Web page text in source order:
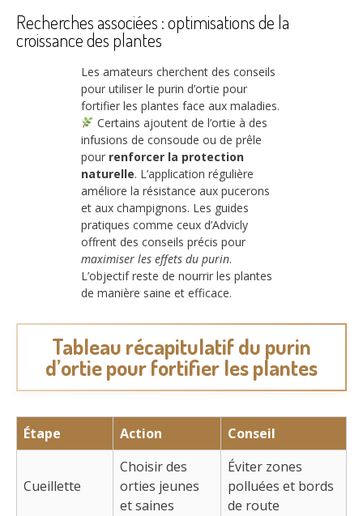
Recherches associées : optimisations de la
croissance des plantes
Les amateurs cherchent des conseils
pour utiliser le purin d’ortie pour
fortifier les plantes face aux maladies.
Certains ajoutent de l’ortie à des
infusions de consoude ou de prêle
pour renforcer la protection
naturelle. L’application régulière
améliore la résistance aux pucerons
et aux champignons. Les guides
pratiques comme ceux d’Advicly
offrent des conseils précis pour
maximiser les effets du purin.
L’objectif reste de nourrir les plantes
de manière saine et efficace.
Tableau récapitulatif du purin
d’ortie pour fortifier les plantes
Étape Action Conseil
Cueillette
Choisir des
orties jeunes
et saines
Éviter zones
polluées et bords
de route